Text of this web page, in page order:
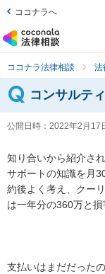
ココナラへ
ココナラ法律相談 法
コンサルテ
公開日時： 2022年2月17
知り合いから紹介さ
サポートの知識を月
約後よく考え、クー
は一年分の360万と
支払いはまだだった